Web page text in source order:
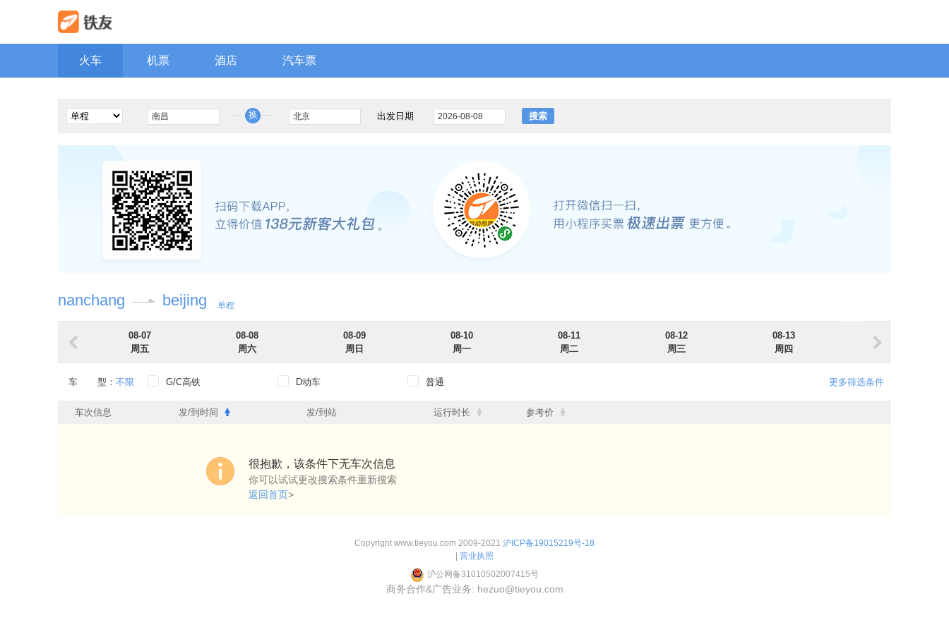
火车 机票 酒店 汽车票
换 出发日期 搜索
nanchang beijing 单程
08-07
周五
08-08
周六
08-09
周日
08-10
周一
08-11
周二
08-12
周三
08-13
周四
车 型： 不限 G/C高铁 D动车 普通
出发时段： 0点-6点 6点-12点 12点-18点 18点-24点
更多筛选条件
车次信息 发/到时间 发/到站 运行时长 参考价
很抱歉，该条件下无车次信息
你可以试试更改搜索条件重新搜索
返回首页>
Copyright www.tieyou.com 2009-2021 沪ICP备19015219号-18
营业执照
沪公网备31010502007415号
商务合作&广告业务: hezuo@tieyou.com